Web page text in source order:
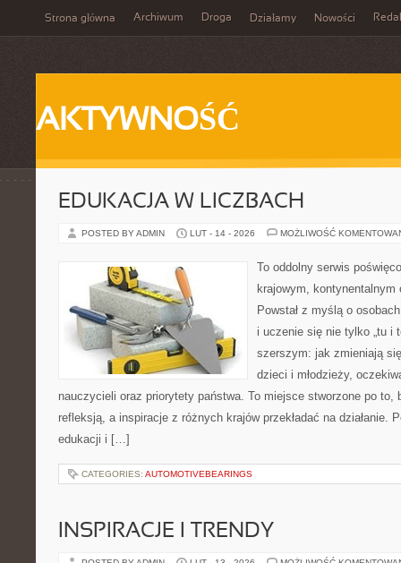
Strona główna Archiwum Droga Działamy Nowości
AKTYWNOŚĆ
EDUKACJA W LICZBACH
POSTED BY ADMIN LUT - 14 - 2026 MOŻLIWOŚĆ
To oddolny serwis
krajowym, kontynentalnym
Powstał z myślą o
i uczenie się nie tylko „tu i
szerszym: jak zmieniają
dzieci i młodzieży,
nauczycieli oraz priorytety państwa. To miejsce stworzone po to,
refleksją, a inspiracje z różnych krajów przekładać na działanie.
edukacji i […]
CATEGORIES: AUTOMOTIVEBEARINGS
INSPIRACJE I TRENDY